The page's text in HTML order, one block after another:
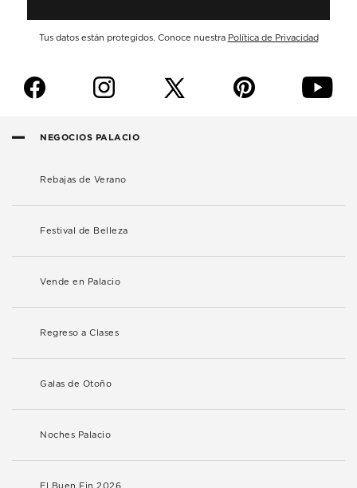
Tus datos están protegidos. Conoce nuestra Política de Privacidad
f i p y
NEGOCIOS PALACIO
Rebajas de Verano
Festival de Belleza
Vende en Palacio
Regreso a Clases
Galas de Otoño
Noches Palacio
El Buen Fin 2026